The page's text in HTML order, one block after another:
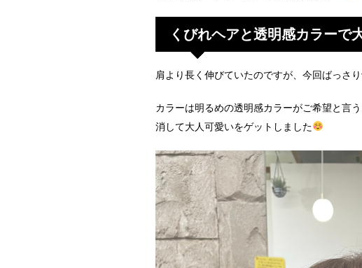
くびれヘアと透明感カラーで
肩より長く伸びていたのですが、今回ばっさ
カラーは明るめの透明感カラーがご希望と言
消して大人可愛いをゲットしました